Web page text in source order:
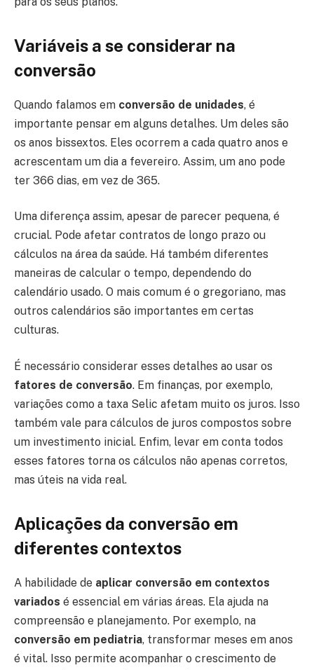
Variáveis a se considerar na
conversão
Quando falamos em conversão de unidades, é
importante pensar em alguns detalhes. Um deles são
os anos bissextos. Eles ocorrem a cada quatro anos e
acrescentam um dia a fevereiro. Assim, um ano pode
ter 366 dias, em vez de 365.
Uma diferença assim, apesar de parecer pequena, é
crucial. Pode afetar contratos de longo prazo ou
cálculos na área da saúde. Há também diferentes
maneiras de calcular o tempo, dependendo do
calendário usado. O mais comum é o gregoriano, mas
outros calendários são importantes em certas
culturas.
É necessário considerar esses detalhes ao usar os
fatores de conversão. Em finanças, por exemplo,
variações como a taxa Selic afetam muito os juros. Isso
também vale para cálculos de juros compostos sobre
um investimento inicial. Enfim, levar em conta todos
esses fatores torna os cálculos não apenas corretos,
mas úteis na vida real.
Aplicações da conversão em
diferentes contextos
A habilidade de aplicar conversão em contextos
variados é essencial em várias áreas. Ela ajuda na
compreensão e planejamento. Por exemplo, na
conversão em pediatria, transformar meses em anos
é vital. Isso permite acompanhar o crescimento de